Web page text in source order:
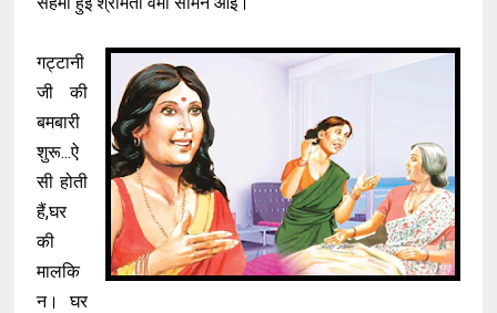
गट्टानी
जी की
बमबारी
शुरू...ऐ
सी होती
हैं,घर
की
मालकि
न। घर